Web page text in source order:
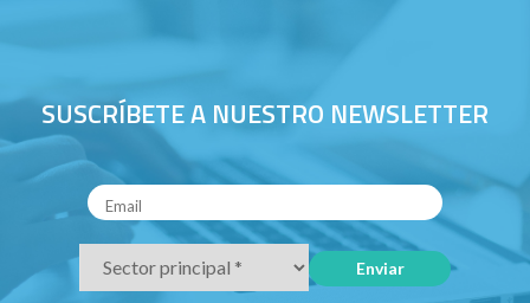
SUSCRÍBETE A NUESTRO NEWSLETTER